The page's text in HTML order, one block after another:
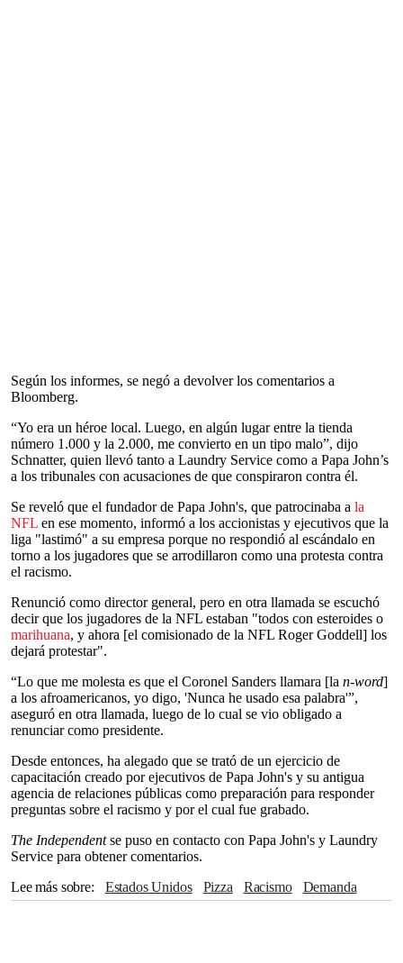
Según los informes, se negó a devolver los comentarios a
Bloomberg.
“Yo era un héroe local. Luego, en algún lugar entre la tienda
número 1.000 y la 2.000, me convierto en un tipo malo”, dijo
Schnatter, quien llevó tanto a Laundry Service como a Papa John’s
a los tribunales con acusaciones de que conspiraron contra él.
Se reveló que el fundador de Papa John's, que patrocinaba a la
NFL en ese momento, informó a los accionistas y ejecutivos que la
liga "lastimó" a su empresa porque no respondió al escándalo en
torno a los jugadores que se arrodillaron como una protesta contra
el racismo.
Renunció como director general, pero en otra llamada se escuchó
decir que los jugadores de la NFL estaban "todos con esteroides o
marihuana, y ahora [el comisionado de la NFL Roger Goddell] los
dejará protestar".
“Lo que me molesta es que el Coronel Sanders llamara [la n-word]
a los afroamericanos, yo digo, 'Nunca he usado esa palabra'”,
aseguró en otra llamada, luego de lo cual se vio obligado a
renunciar como presidente.
Desde entonces, ha alegado que se trató de un ejercicio de
capacitación creado por ejecutivos de Papa John's y su antigua
agencia de relaciones públicas como preparación para responder
preguntas sobre el racismo y por el cual fue grabado.
The Independentse puso en contacto con Papa John's y Laundry
Service para obtener comentarios.
Lee más sobre
Estados Unidos Pizza Racismo
demanda